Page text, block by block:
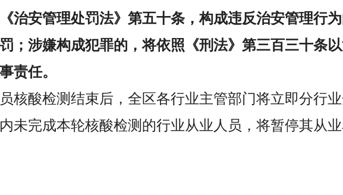
治安管理处罚法》第五十条，构成违反治安管理行
；涉嫌构成犯罪的，将依照《刑法》第三百三十条
责任。
员核酸检测结束后，全区各行业主管部门将立即分行业
未完成本轮核酸检测的行业从业人员，将暂停其从